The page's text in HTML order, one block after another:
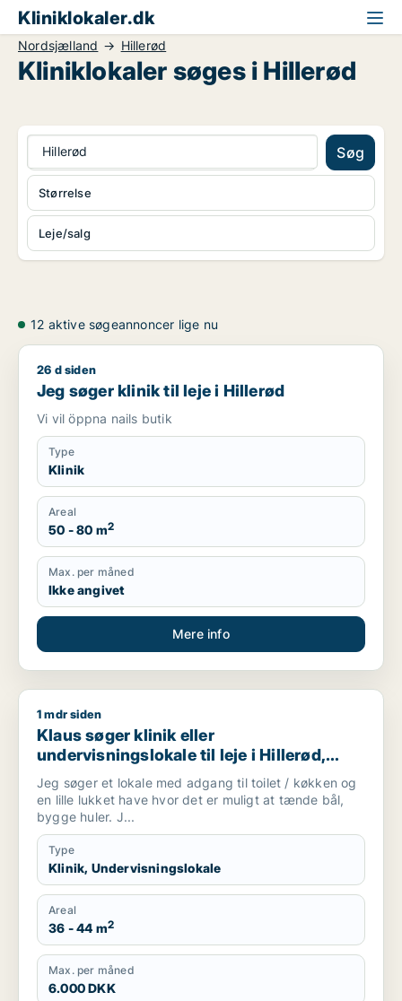
Kliniklokaler.dk
Nordsjælland Hillerød
Kliniklokaler søges i Hillerød
Hillerød Søg
Leje/salg
Størrelse
12 aktive søgeannoncer lige nu
Jeg søger klinik til leje i Hillerød
26 d siden
Jeg søger klinik til leje i Hillerød
Vi vil öppna nails butik
Type
Klinik
Areal
50 - 80 m2
Max. per måned
Ikke angivet
Mere info
Klaus søger klinik eller undervisningslokale til leje i Hillerød,
1 mdr siden
Klaus søger klinik eller
undervisningslokale til leje i Hillerød,
Allerød eller Farum m.fl.
Jeg søger et lokale med adgang til toilet / køkken og
en lille lukket have hvor det er muligt at tænde bål,
bygge huler. J...
Type
Klinik, Undervisningslokale
Areal
36 - 44 m2
Max. per måned
6.000 DKK